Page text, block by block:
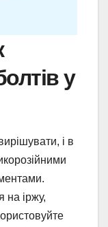
у
і в
на іржу,